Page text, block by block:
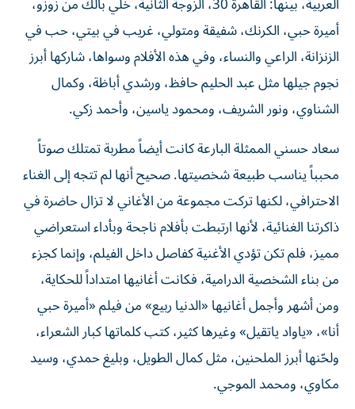
أميرة حبي، الكرنك، شفيقة ومتولي، غريب في بيتي، حب في
الزنزانة، الراعي والنساء، وفي هذه الأفلام وسواها، شاركها أبرز
نجوم جيلها مثل عبد الحليم حافظ، ورشدي أباظة، وكمال
الشناوي، ونور الشريف، ومحمود ياسين، وأحمد زكي.
سعاد حسني الممثلة البارعة كانت أيضاً مطربة تمتلك صوتاً
محبباً يناسب طبيعة شخصيتها. صحيح أنها لم تتجه إلى الغناء
الاحترافي، لكنها تركت مجموعة من الأغاني لا تزال حاضرة في
ذاكرتنا الغنائية، لأنها ارتبطت بأفلام ناجحة وبأداء استعراضي
مميز، فلم تكن تؤدي الأغنية كفاصل داخل الفيلم، وإنما كجزء
من بناء الشخصية الدرامية، فكانت أغانيها امتداداً للحكاية،
ومن أشهر وأجمل أغانيها «الدنيا ربيع» من فيلم «أميرة حبي
أنا»، «ياواد ياتقيل» وغيرها كثير، كتب كلماتها كبار الشعراء،
ولحّنها أبرز الملحنين، مثل كمال الطويل، وبليغ حمدي، وسيد
مكاوي، ومحمد الموجي.